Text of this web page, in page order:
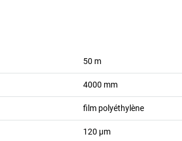
50 m
4000 mm
film polyéthylène
120 µm